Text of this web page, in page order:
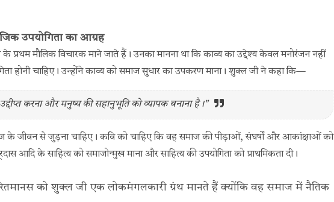
उपयोगिता का आग्रह
प्रथम मौलिक विचारक माने जाते हैं। उनका मानना था कि काव्य का उद्देश्य केवल मनोरंजन नहीं
होनी चाहिए। उन्होंने काव्य को समाज सुधार का उपकरण माना। शुक्ल जी ने कहा कि—
करना और मनुष्य की सहानुभूति को व्यापक बनाना है।"
के जीवन से जुड़ना चाहिए। कवि को चाहिए कि वह समाज की पीड़ाओं, संघर्षों और आकांक्षाओं को
आदि के साहित्य को समाजोन्मुख माना और साहित्य की उपयोगिता को प्राथमिकता दी।
को शुक्ल जी एक लोकमंगलकारी ग्रंथ मानते हैं क्योंकि वह समाज में नैतिक